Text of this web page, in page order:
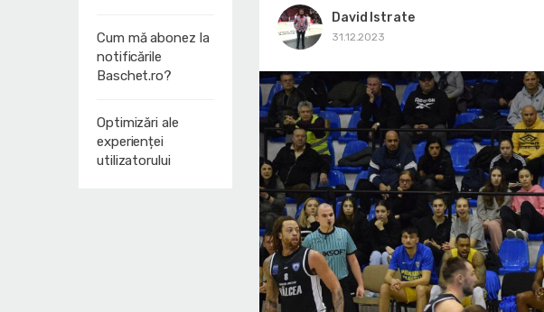
Cum mă abonez la
notificările
Baschet.ro?
Optimizări ale
experienței
utilizatorului
David Istrate
31.12.2023